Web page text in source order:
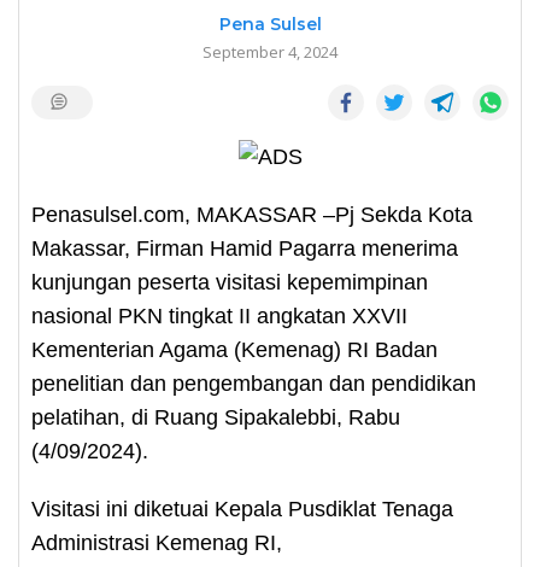
Pena Sulsel
September 4, 2024
Penasulsel.com, MAKASSAR –Pj Sekda Kota
Makassar, Firman Hamid Pagarra menerima
kunjungan peserta visitasi kepemimpinan
nasional PKN tingkat II angkatan XXVII
Kementerian Agama (Kemenag) RI Badan
penelitian dan pengembangan dan pendidikan
pelatihan, di Ruang Sipakalebbi, Rabu
(4/09/2024).
Visitasi ini diketuai Kepala Pusdiklat Tenaga
Administrasi Kemenag RI,